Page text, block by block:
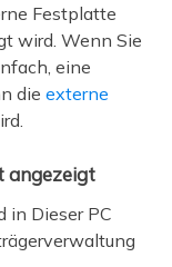
Festplatte
wird. Wenn Sie
eine
die externe
angezeigt
Dieser PC